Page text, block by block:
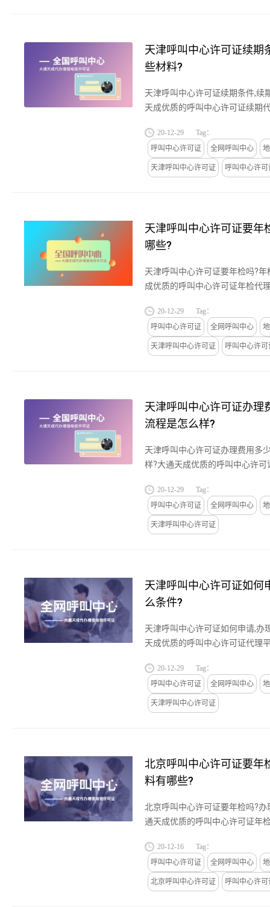
天津呼叫中心许可证续期
些材料?
天津呼叫中心许可证续期条件,续
天成优质的呼叫中心许可证续期
关于天津呼叫中心许可证续期...
20-12-29
Tag：
呼叫中心许可证
全网呼叫中心
天津呼叫中心许可证 呼叫中心许
天津呼叫中心许可证要年
哪些?
天津呼叫中心许可证要年检吗?
成优质的呼叫中心许可证年检代
于天津呼叫中心许可证要年检...
20-12-29
Tag：
呼叫中心许可证
全网呼叫中心
天津呼叫中心许可证 呼叫中心许
天津呼叫中心许可证办理
流程是怎么样?
天津呼叫中心许可证办理费用多
样?大通天成优质的呼叫中心许
关于天津呼叫中心许可证办理费...
20-12-29
Tag：
呼叫中心许可证
全网呼叫中心
天津呼叫中心许可证
天津呼叫中心许可证如何
么条件?
天津呼叫中心许可证如何申请,办
天成优质的呼叫中心许可证代理
呼叫中心许可证如何申请,办理...
20-12-29
Tag：
呼叫中心许可证
全网呼叫中心
天津呼叫中心许可证
北京呼叫中心许可证要年
料有哪些?
北京呼叫中心许可证要年检吗?
通天成优质的呼叫中心许可证年
务,关于北京呼叫中心许可证要...
20-12-16
Tag：
呼叫中心许可证
全网呼叫中心
北京呼叫中心许可证 呼叫中心许